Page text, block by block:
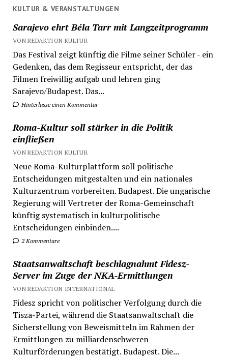
KULTUR & VERANSTALTUNGEN
Sarajevo ehrt Béla Tarr mit Langzeitprogramm
VON REDAKTION KULTUR
Das Festival zeigt künftig die Filme seiner Schüler - ein
Gedenken, das dem Regisseur entspricht, der das
Filmen freiwillig aufgab und lehren ging
Sarajevo/Budapest. Das...
Hinterlasse einen Kommentar
Roma-Kultur soll stärker in die Politik
einfließen
VON REDAKTION KULTUR
Neue Roma-Kulturplattform soll politische
Entscheidungen mitgestalten und ein nationales
Kulturzentrum vorbereiten. Budapest. Die ungarische
Regierung will Vertreter der Roma-Gemeinschaft
künftig systematisch in kulturpolitische
Entscheidungen einbinden....
2 Kommentare
Staatsanwaltschaft beschlagnahmt Fidesz-
Server im Zuge der NKA-Ermittlungen
VON REDAKTION INTERNATIONAL
Fidesz spricht von politischer Verfolgung durch die
Tisza-Partei, während die Staatsanwaltschaft die
Sicherstellung von Beweismitteln im Rahmen der
Ermittlungen zu milliardenschweren
Kulturförderungen bestätigt. Budapest. Die...